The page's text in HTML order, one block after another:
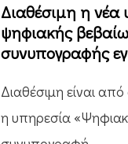
Διαθέσιμη η νέα
ψηφιακής
συνυπογραφής
Διαθέσιμη είναι
η υπηρεσία